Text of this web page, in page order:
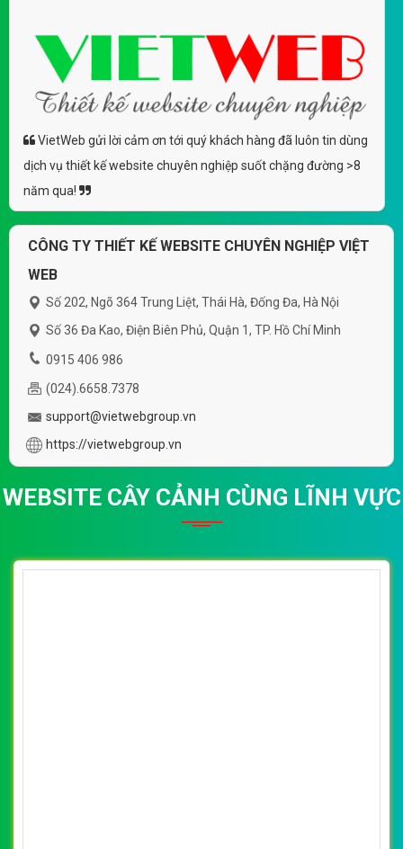
VietWeb gửi lời cảm ơn tới quý khách hàng đã luôn tin dùng
dịch vụ thiết kế website chuyên nghiệp suốt chặng đường >8
năm qua!
CÔNG TY THIẾT KẾ WEBSITE CHUYÊN NGHIỆP VIỆT
WEB
Số 202, Ngõ 364 Trung Liệt, Thái Hà, Đống Đa, Hà Nội
Số 36 Đa Kao, Điện Biên Phủ, Quận 1, TP. Hồ Chí Minh
0915 406 986
(024).6658.7378
support@vietwebgroup.vn
https://vietwebgroup.vn
WEBSITE CÂY CẢNH CÙNG LĨNH VỰC